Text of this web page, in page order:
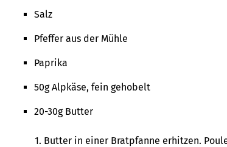
Salz
Pfeffer aus der Mühle
Paprika
50g Alpkäse, fein gehobelt
20-30g Butter
Butter in einer Bratpfanne erhitzen.